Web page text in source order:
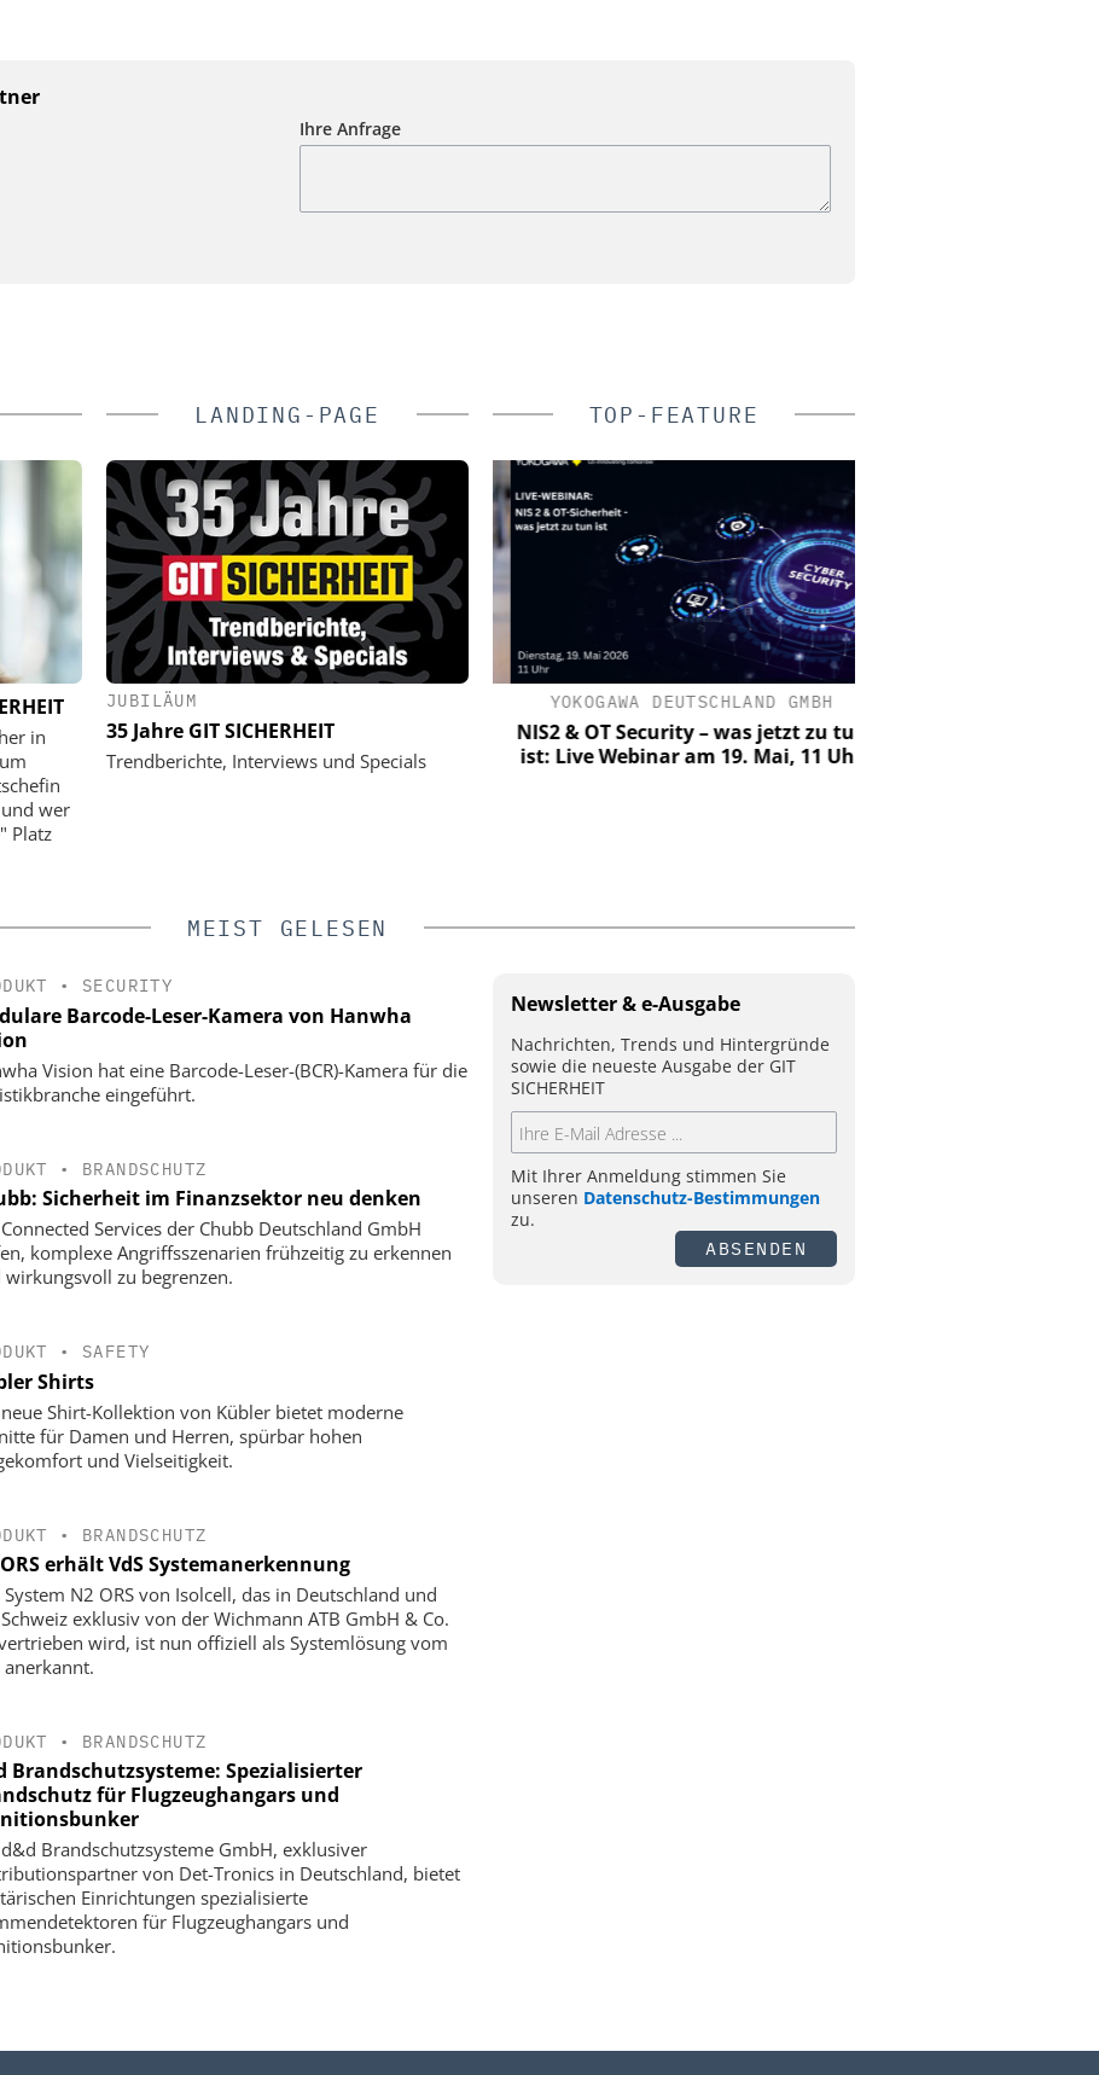
Ihre Anfrage
in
wer
Platz
LANDING-PAGE
JUBILÄUM
35 Jahre GIT SICHERHEIT
Trendberichte, Interviews und Specials
TOP-FEATURE
der Logistik:
neu
CES C.ED. SCHULTE GMBH
ZYLINDERSCHLOSSFABRIK
ISO 27001 zertifiziert: CES macht
Informationssicherheit zur
YOKOGAWA DEUTSCHLAND GMBH
NIS2 & OT Security – was jetzt zu tun
ist: Live Webinar am 19. Mai, 11 Uhr
MEIST GELESEN
• SECURITY
Barcode-Leser-Kamera von Hanwha
Vision hat eine Barcode-Leser-(BCR)-Kamera für die
eingeführt.
• BRANDSCHUTZ
Sicherheit im Finanzsektor neu denken
Services der Chubb Deutschland GmbH
komplexe Angriffsszenarien frühzeitig zu erkennen
wirkungsvoll zu begrenzen.
• SAFETY
Shirts
Shirt-Kollektion von Kübler bietet moderne
für Damen und Herren, spürbar hohen
und Vielseitigkeit.
• BRANDSCHUTZ
erhält VdS Systemanerkennung
System N2 ORS von Isolcell, das in Deutschland und
exklusiv von der Wichmann ATB GmbH & Co.
wird, ist nun offiziell als Systemlösung vom
anerkannt.
• BRANDSCHUTZ
Brandschutzsysteme: Spezialisierter
für Flugzeughangars und
Brandschutzsysteme GmbH, exklusiver
von Det-Tronics in Deutschland, bietet
Einrichtungen spezialisierte
für Flugzeughangars und
Newsletter & e-Ausgabe
Nachrichten, Trends und Hintergründe
sowie die neueste Ausgabe der GIT
SICHERHEIT
Mit Ihrer Anmeldung stimmen Sie
unseren Datenschutz-Bestimmungen
zu.
ABSENDEN